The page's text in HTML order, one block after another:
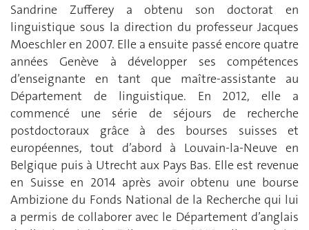
Sandrine Zufferey a obtenu son doctorat en
linguistique sous la direction du professeur Jacques
Moeschler en 2007. Elle a ensuite passé encore quatre
années Genève à développer ses compétences
d’enseignante en tant que maître-assistante au
Département de linguistique. En 2012, elle a
commencé une série de séjours de recherche
postdoctoraux grâce à des bourses suisses et
européennes, tout d’abord à Louvain-la-Neuve en
Belgique puis à Utrecht aux Pays Bas. Elle est revenue
en Suisse en 2014 après avoir obtenu une bourse
Ambizione du Fonds National de la Recherche qui lui
a permis de collaborer avec le Département d’anglais